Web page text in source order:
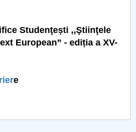
Studenţești ,,Ştiinţele
European” - ediția a XV-
e